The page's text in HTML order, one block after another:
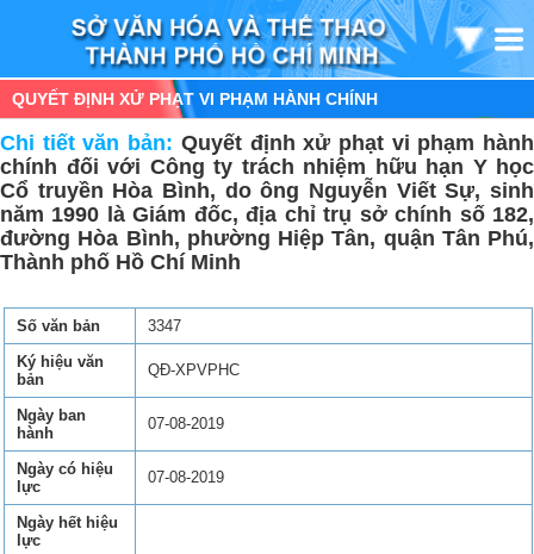
QUYẾT ĐỊNH XỬ PHẠT VI PHẠM HÀNH CHÍNH
Chi tiết văn bản: Quyết định xử phạt vi phạm hành
chính đối với Công ty trách nhiệm hữu hạn Y học
Cổ truyền Hòa Bình, do ông Nguyễn Viết Sự, sinh
năm 1990 là Giám đốc, địa chỉ trụ sở chính số 182,
đường Hòa Bình, phường Hiệp Tân, quận Tân Phú,
Thành phố Hồ Chí Minh
Số văn bản
3347
Ký hiệu văn
bản
QĐ-XPVPHC
Ngày ban
hành
07-08-2019
Ngày có hiệu
lực
07-08-2019
Ngày hết hiệu
lực